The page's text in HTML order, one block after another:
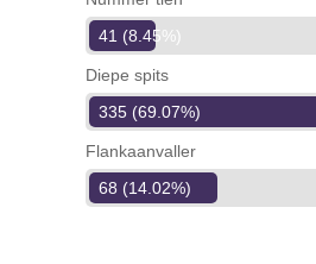
41 (8.45%)
Diepe spits
335 (69.07%)
Flankaanvaller
68 (14.02%)